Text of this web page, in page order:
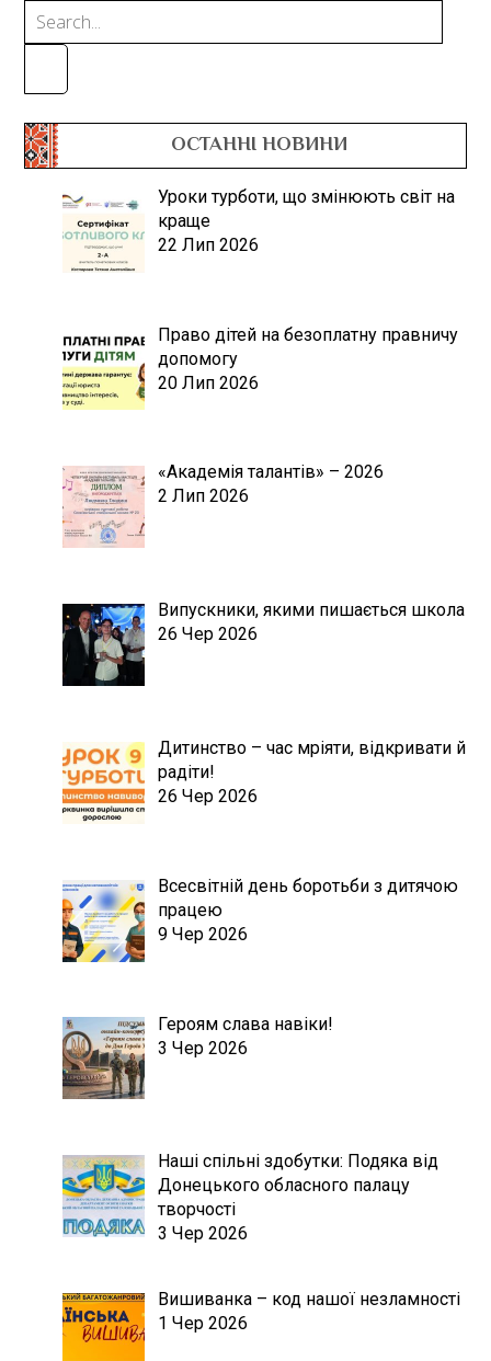
ОСТАННІ НОВИНИ
Уроки турботи, що змінюють світ на
краще
22 Лип 2026
Право дітей на безоплатну правничу
допомогу
20 Лип 2026
«Академія талантів» – 2026
2 Лип 2026
Випускники, якими пишається школа
26 Чер 2026
Дитинство – час мріяти, відкривати й
радіти!
26 Чер 2026
Всесвітній день боротьби з дитячою
працею
9 Чер 2026
Героям слава навіки!
3 Чер 2026
Наші спільні здобутки: Подяка від
Донецького обласного палацу
творчості
3 Чер 2026
Вишиванка – код нашої незламності
1 Чер 2026